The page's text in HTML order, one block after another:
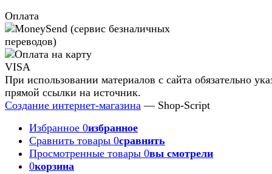
Оплата
При использовании материалов с сайта обязательно
прямой ссылки на источник.
Создание интернет-магазина — Shop-Script
Избранное 0избранное
Сравнить товары 0сравнить
Просмотренные товары 0вы смотрели
0корзина